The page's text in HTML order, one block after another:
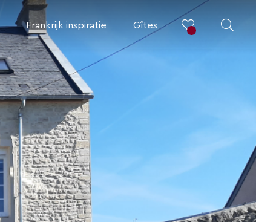
Frankrijk inspiratie Gîtes